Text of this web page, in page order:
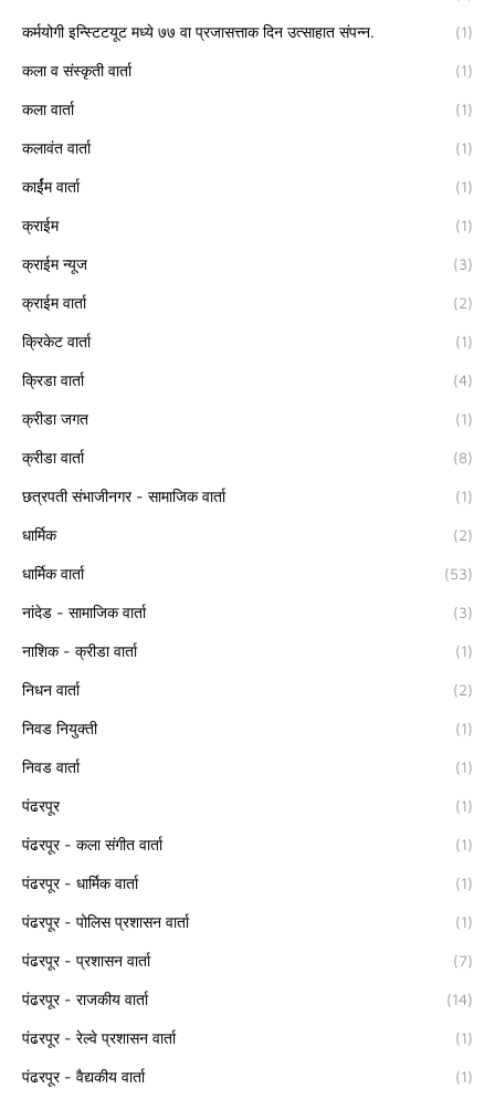
कर्मयोगी इन्स्टिटयूट मध्ये ७७ वा प्रजासत्ताक दिन उत्साहात संपन्न. (1)
कला व संस्कृती वार्ता (1)
कला वार्ता (1)
कलावंत वार्ता (1)
कार्ईम वार्ता (1)
क्राईम (1)
क्राईम न्यूज (3)
क्राईम वार्ता (2)
क्रिकेट वार्ता (1)
क्रिडा वार्ता (4)
क्रीडा जगत (1)
क्रीडा वार्ता (8)
छत्रपती संभाजीनगर - सामाजिक वार्ता (1)
धार्मिक (2)
धार्मिक वार्ता (53)
नांदेड - सामाजिक वार्ता (3)
नाशिक - क्रीडा वार्ता (1)
निधन वार्ता (2)
निवड नियुक्ती (1)
निवड वार्ता (1)
पंढरपूर (1)
पंढरपूर - कला संगीत वार्ता (1)
पंढरपूर - धार्मिक वार्ता (1)
पंढरपूर - पोलिस प्रशासन वार्ता (1)
पंढरपूर - प्रशासन वार्ता (7)
पंढरपूर - राजकीय वार्ता (14)
पंढरपूर - रेल्वे प्रशासन वार्ता (1)
पंढरपूर - वैद्यकीय वार्ता (1)